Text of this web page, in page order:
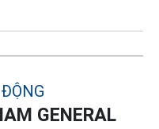
GENERAL